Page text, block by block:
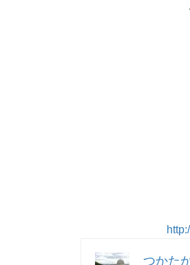
つかた